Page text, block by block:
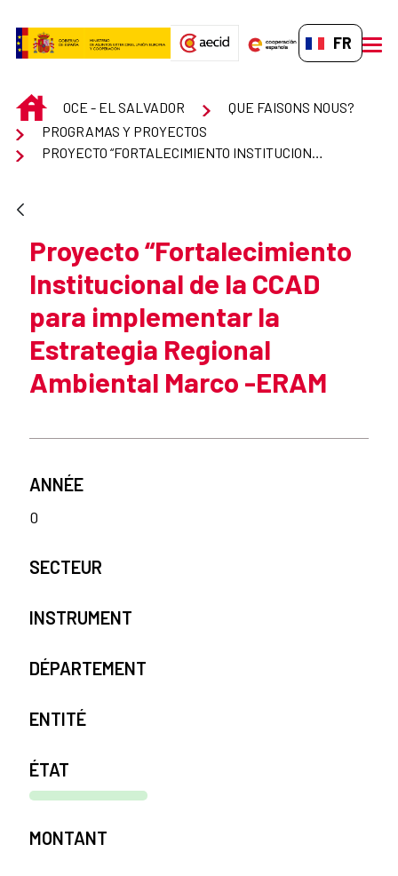
FR-FR
INICIOOCE - EL SALVADOR
QUE FAISONS NOUS?
PROGRAMAS Y PROYECTOS
Proyecto “Fortalecimiento
Institucional de la CCAD
para implementar la
Estrategia Regional
Ambiental Marco -ERAM
ANNÉE
0
SECTEUR
INSTRUMENT
DÉPARTEMENT
ENTITÉ
ÉTAT
MONTANT